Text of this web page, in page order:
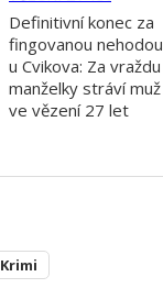
Definitivní konec za
fingovanou nehodou
u Cvikova: Za vraždu
manželky stráví muž
ve vězení 27 let
Krimi